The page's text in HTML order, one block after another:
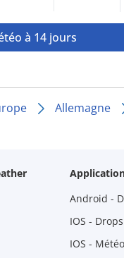
à 14 jours
Allemagne
Android -
IOS -
IOS -